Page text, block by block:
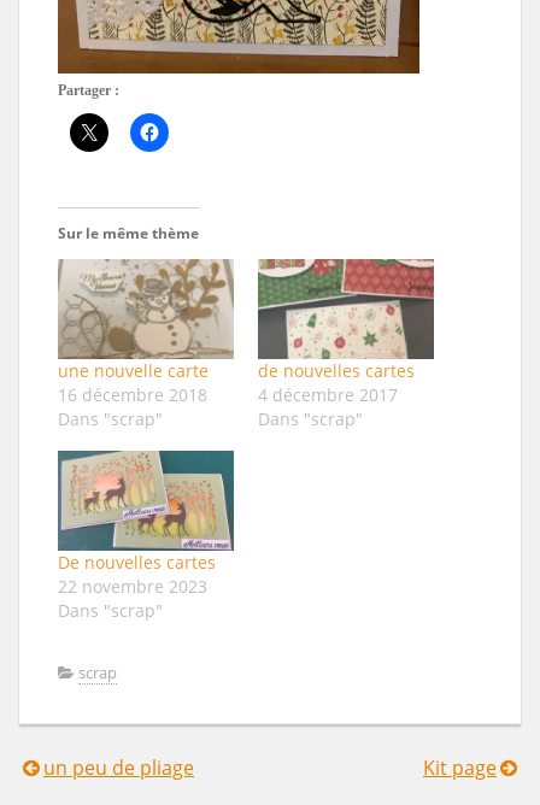
Partager :
Sur le même thème
une nouvelle carte
16 décembre 2018
Dans "scrap"
de nouvelles cartes
4 décembre 2017
Dans "scrap"
De nouvelles cartes
22 novembre 2023
Dans "scrap"
scrap
Navigation
un peu de pliage Kit page